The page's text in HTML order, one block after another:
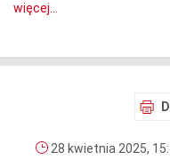
więcej...
28 kwietnia 2025,